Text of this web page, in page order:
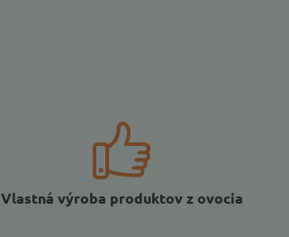
Vlastná výroba produktov z ovocia